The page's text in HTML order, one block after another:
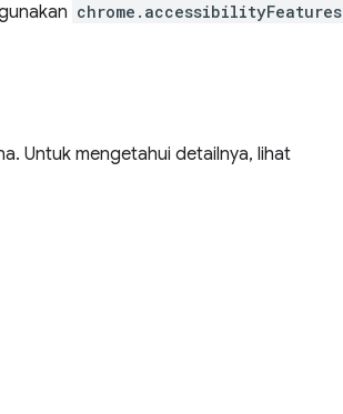
chrome.accessibilityFeatures
Untuk mengetahui detailnya, lihat